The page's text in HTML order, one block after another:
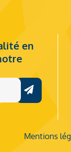
en
Mentions